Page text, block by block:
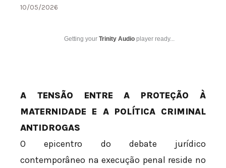
10/05/2026
Getting your Trinity Audio player ready...
A TENSÃO ENTRE A PROTEÇÃO À
MATERNIDADE E A POLÍTICA CRIMINAL
ANTIDROGAS
O epicentro do debate jurídico
contemporâneo na execução penal reside no